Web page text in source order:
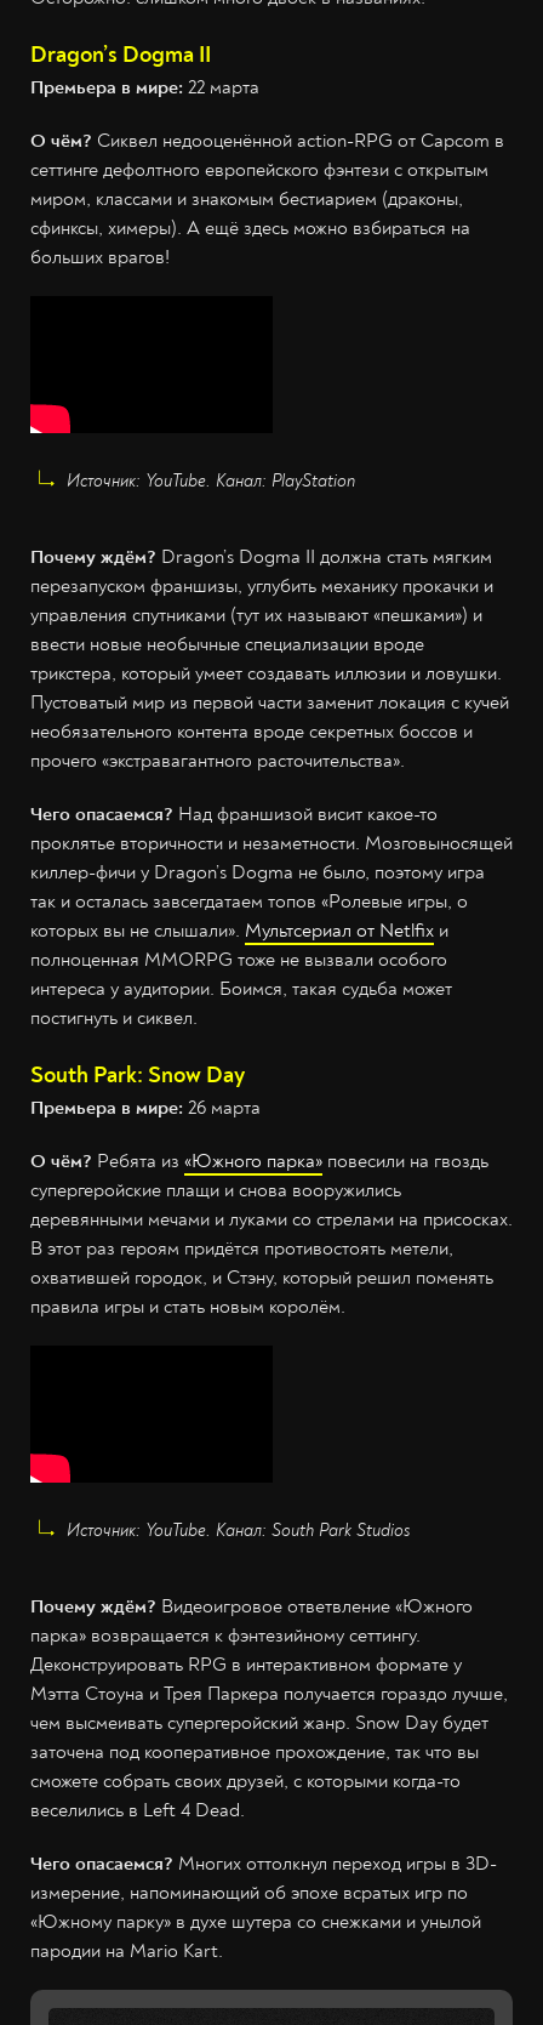
Dragon’s Dogma II
Премьера в мире: 22 марта
О чём? Сиквел недооценённой action-RPG от Capcom в
сеттинге дефолтного европейского фэнтези с открытым
миром, классами и знакомым бестиарием (драконы,
сфинксы, химеры). А ещё здесь можно взбираться на
больших врагов!
Источник: YouTube. Канал: PlayStation
Почему ждём? Dragon’s Dogma II должна стать мягким
перезапуском франшизы, углубить механику прокачки и
управления спутниками (тут их называют «пешками») и
ввести новые необычные специализации вроде
трикстера, который умеет создавать иллюзии и ловушки.
Пустоватый мир из первой части заменит локация с кучей
необязательного контента вроде секретных боссов и
прочего «экстравагантного расточительства».
Чего опасаемся? Над франшизой висит какое-то
проклятье вторичности и незаметности. Мозговыносящей
киллер-фичи у Dragon’s Dogma не было, поэтому игра
так и осталась завсегдатаем топов «Ролевые игры, о
которых вы не слышали». Мультсериал от Netlfix и
полноценная MMORPG тоже не вызвали особого
интереса у аудитории. Боимся, такая судьба может
постигнуть и сиквел.
South Park: Snow Day
Премьера в мире: 26 марта
О чём? Ребята из «Южного парка» повесили на гвоздь
супергеройские плащи и снова вооружились
деревянными мечами и луками со стрелами на присосках.
В этот раз героям придётся противостоять метели,
охватившей городок, и Стэну, который решил поменять
правила игры и стать новым королём.
Источник: YouTube. Канал: South Park Studios
Почему ждём? Видеоигровое ответвление «Южного
парка» возвращается к фэнтезийному сеттингу.
Деконструировать RPG в интерактивном формате у
Мэтта Стоуна и Трея Паркера получается гораздо лучше,
чем высмеивать супергеройский жанр. Snow Day будет
заточена под кооперативное прохождение, так что вы
сможете собрать своих друзей, с которыми когда-то
веселились в Left 4 Dead.
Чего опасаемся? Многих оттолкнул переход игры в 3D-
измерение, напоминающий об эпохе всратых игр по
«Южному парку» в духе шутера со снежками и унылой
пародии на Mario Kart.